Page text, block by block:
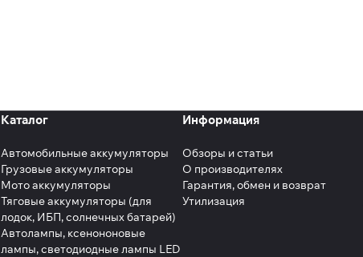
Каталог
Автомобильные аккумуляторы
Грузовые аккумуляторы
Мото аккумуляторы
Тяговые аккумуляторы (для
лодок, ИБП, солнечных батарей)
Автолампы, ксенононовые
лампы, светодиодные лампы LED
Информация
Обзоры и статьи
О производителях
Гарантия, обмен и возврат
Утилизация